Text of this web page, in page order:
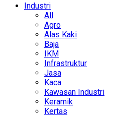
Industri
All
Agro
Alas Kaki
Baja
IKM
Infrastruktur
Jasa
Kaca
Kawasan Industri
Keramik
Kertas